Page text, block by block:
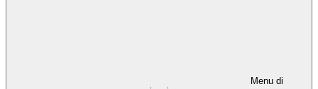
Menu di